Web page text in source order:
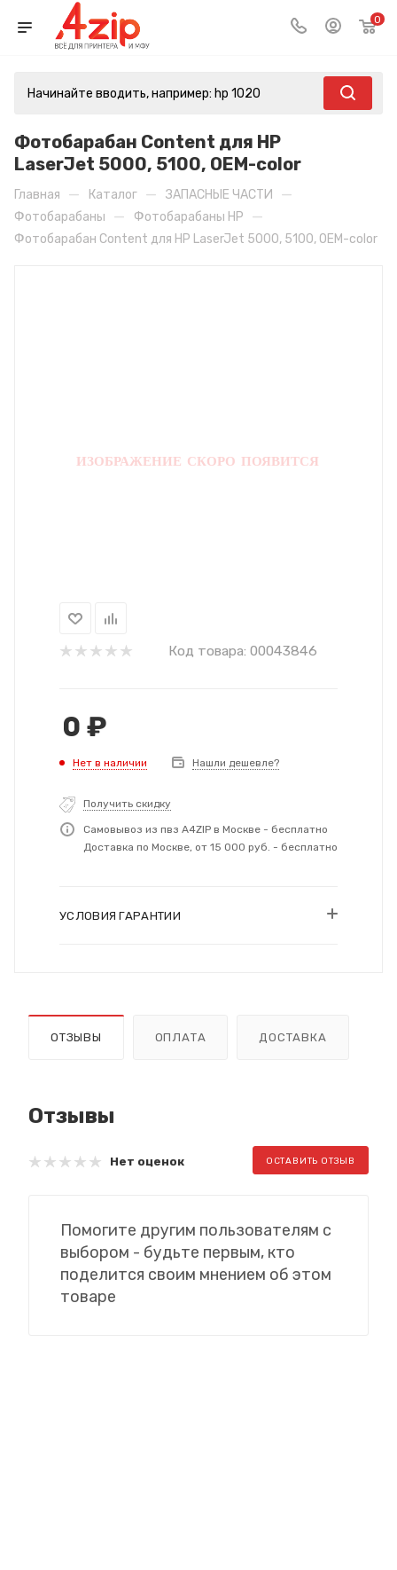
0
Фотобарабан Content для HP
LaserJet 5000, 5100, OEM-color
Главная — Каталог — ЗАПАСНЫЕ ЧАСТИ —
Фотобарабаны — Фотобарабаны HP —
Фотобарабан Content для HP LaserJet 5000, 5100, OEM-color
Код товара: 00043846
0 ₽
Нет в наличии Нашли дешевле?
Получить скидку
Самовывоз из пвз A4ZIP в Москве - бесплатно
Доставка по Москве, от 15 000 руб. - бесплатно
УСЛОВИЯ ГАРАНТИИ
ОТЗЫВЫ ОПЛАТА ДОСТАВКА
Отзывы
Нет оценок ОСТАВИТЬ ОТЗЫВ
Помогите другим пользователям с
выбором - будьте первым, кто
поделится своим мнением об этом
товаре